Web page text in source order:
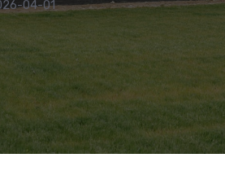
04-01